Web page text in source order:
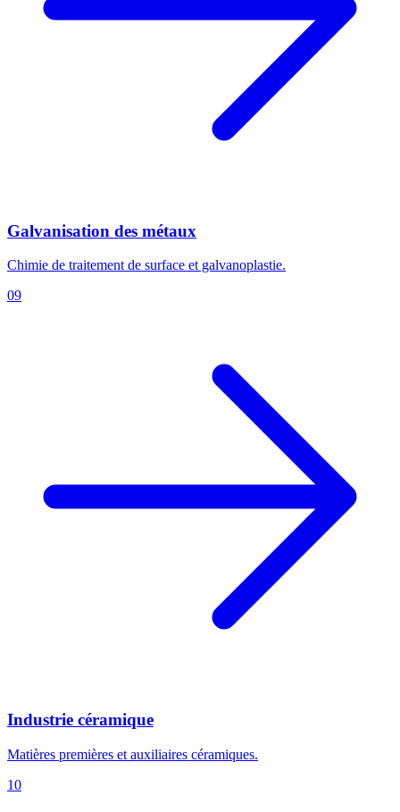
Galvanisation des métaux
Chimie de traitement de surface et galvanoplastie.
09
Industrie céramique
Matières premières et auxiliaires céramiques.
10